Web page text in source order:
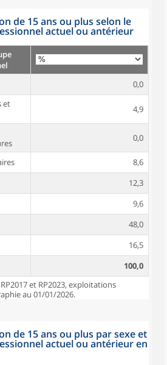
de 15 ans ou plus selon le
actuel ou antérieur
0,0
et
4,9
0,0
8,6
12,3
9,6
48,0
16,5
100,0
et RP2023, exploitations
au 01/01/2026.
de 15 ans ou plus par sexe et
actuel ou antérieur en